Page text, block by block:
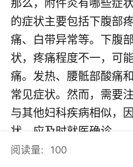
的症状主要包括下腹部
痛、白带异常等。下腹
状，疼痛程度不一，可
痛。发热、腰骶部酸痛
常见症状。然而，需要
与其他妇科疾病相似，
状，应及时就医确诊。
阅读量: 100